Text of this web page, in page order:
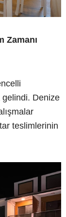
Zamanı
gelindi. Denize
teslimlerinin